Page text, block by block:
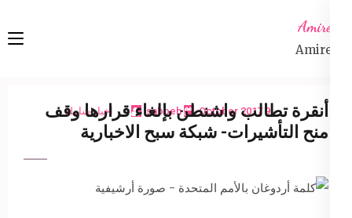
content
Enter)
Amireta
Amireta
9 October 2017
sabbeh اخبار شاملة
أنقرة تطالب واشنطن بإلغاء قرارها وقف
منح التأشيرات- شبكة سبح الاخبارية